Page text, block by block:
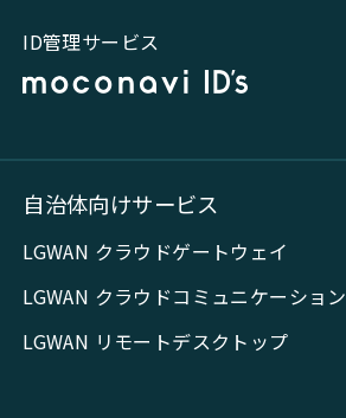
ID管理サービス
自治体向けサービス
LGWAN クラウドゲートウェイ
LGWAN クラウドコミュニケーション
LGWAN リモートデスクトップ